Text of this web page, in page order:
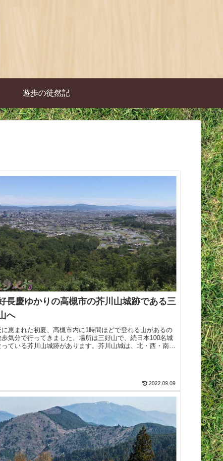
遊歩の徒然記
長慶ゆかりの高槻市の芥川山城跡である三
へ
に恵まれた初夏、高槻市内に1時間ほどで登れる山があるの
歩気分で行ってきました。場所は三好山で、続日本100名城
っている芥川山城跡があります。芥川山城は、北・西・南の
2022.09.09